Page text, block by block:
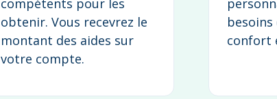
compétents pour les
obtenir. Vous recevrez le
montant des aides sur
votre compte.
besoins
confort